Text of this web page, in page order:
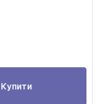
Купити